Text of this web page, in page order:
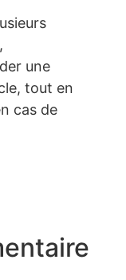
une
tout en
cas de